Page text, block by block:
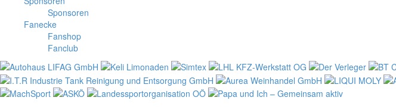
Sponsoren
Fanecke
Fanshop
Fanclub